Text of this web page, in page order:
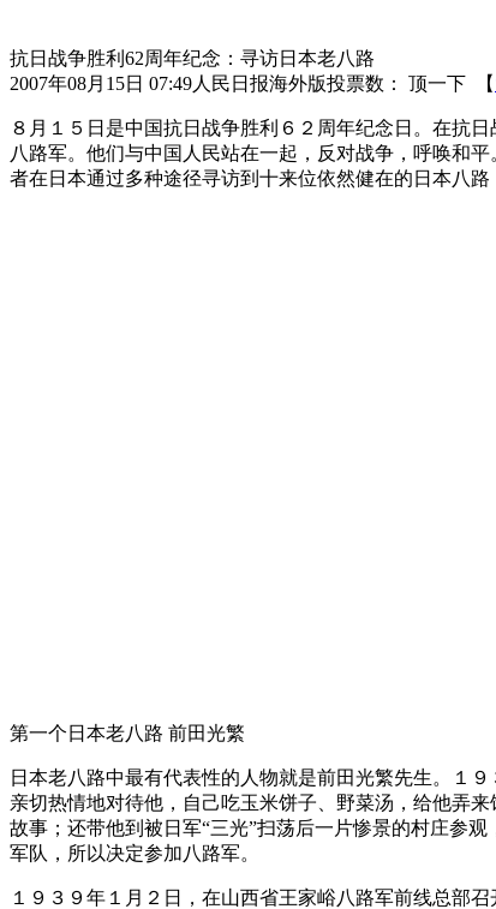
抗日战争胜利62周年纪念：寻访日本老八路
2007年08月15日 07:49人民日报海外版投票数： 顶一下 【
８月１５日是中国抗日战争胜利６２周年纪念日。在抗
八路军。他们与中国人民站在一起，反对战争，呼唤和
者在日本通过多种途径寻访到十来位依然健在的日本八路
第一个日本老八路 前田光繁
日本老八路中最有代表性的人物就是前田光繁先生。１
亲切热情地对待他，自己吃玉米饼子、野菜汤，给他弄
故事；还带他到被日军“三光”扫荡后一片惨景的村庄参
军队，所以决定参加八路军。
１９３９年１月２日，在山西省王家峪八路军前线总部